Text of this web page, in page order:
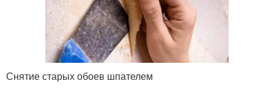
Снятие старых обоев шпателем